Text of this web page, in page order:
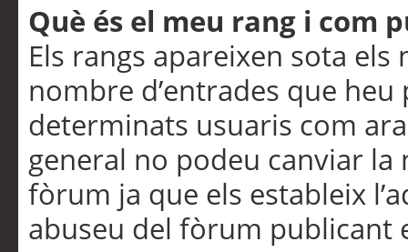
Què és el meu rang i com
Els rangs apareixen sota
nombre d’entrades que
determinats usuaris com
general no podeu canviar
fòrum ja que els estableix
abuseu del fòrum publicant